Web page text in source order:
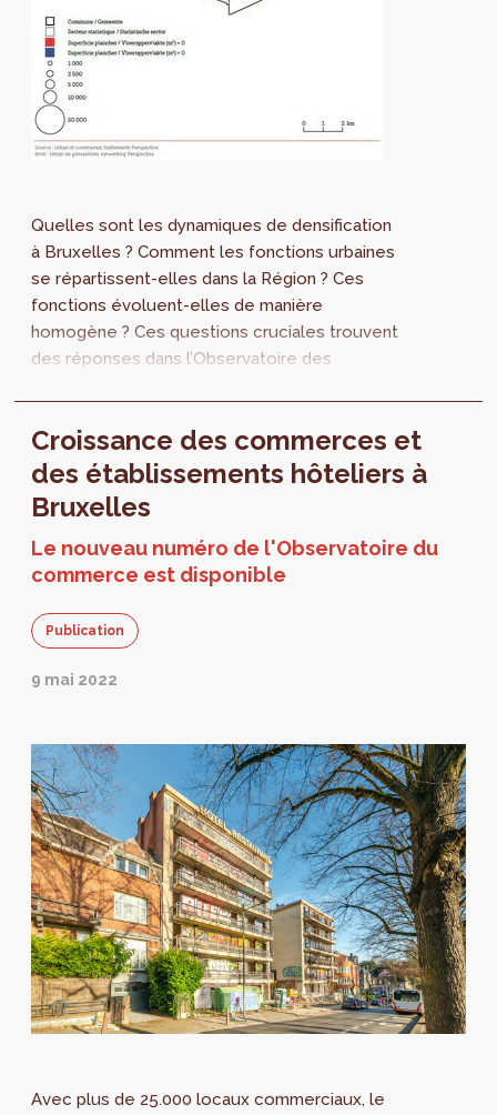
Quelles sont les dynamiques de densification
à Bruxelles ? Comment les fonctions urbaines
se répartissent-elles dans la Région ? Ces
fonctions évoluent-elles de manière
homogène ? Ces questions cruciales trouvent
des réponses dans l’Observatoire des
Croissance des commerces et
des établissements hôteliers à
Bruxelles
Le nouveau numéro de l'Observatoire du
commerce est disponible
Publication
9 mai 2022
Avec plus de 25.000 locaux commerciaux, le